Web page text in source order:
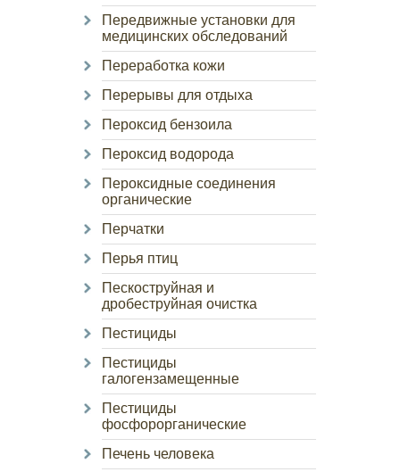
Передвижные установки для
медицинских обследований
Переработка кожи
Перерывы для отдыха
Пероксид бензоила
Пероксид водорода
Пероксидные соединения
органические
Перчатки
Перья птиц
Пескоструйная и
дробеструйная очистка
Пестициды
Пестициды
галогензамещенные
Пестициды
фосфорорганические
Печень человека